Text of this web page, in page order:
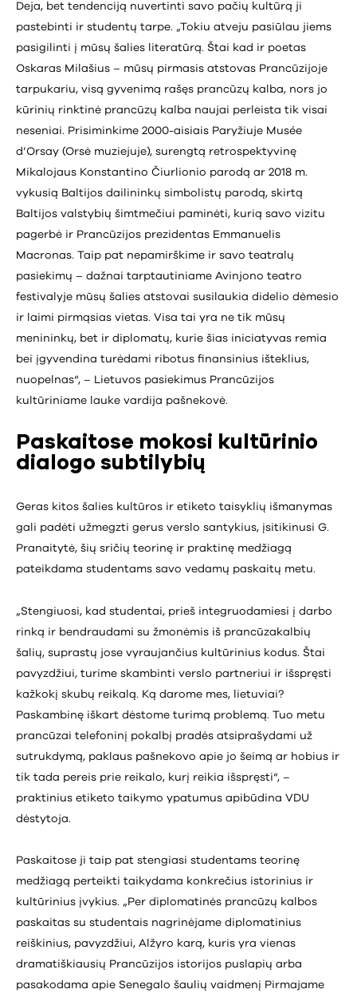
Deja, bet tendenciją nuvertinti savo pačių kultūrą ji
pastebinti ir studentų tarpe. „Tokiu atveju pasiūlau jiems
pasigilinti į mūsų šalies literatūrą. Štai kad ir poetas
Oskaras Milašius – mūsų pirmasis atstovas Prancūzijoje
tarpukariu, visą gyvenimą rašęs prancūzų kalba, nors jo
kūrinių rinktinė prancūzų kalba naujai perleista tik visai
neseniai. Prisiminkime 2000-aisiais Paryžiuje Musée
d’Orsay (Orsė muziejuje), surengtą retrospektyvinę
Mikalojaus Konstantino Čiurlionio parodą ar 2018 m.
vykusią Baltijos dailininkų simbolistų parodą, skirtą
Baltijos valstybių šimtmečiui paminėti, kurią savo vizitu
pagerbė ir Prancūzijos prezidentas Emmanuelis
Macronas. Taip pat nepamirškime ir savo teatralų
pasiekimų – dažnai tarptautiniame Avinjono teatro
festivalyje mūsų šalies atstovai susilaukia didelio dėmesio
ir laimi pirmąsias vietas. Visa tai yra ne tik mūsų
menininkų, bet ir diplomatų, kurie šias iniciatyvas remia
bei įgyvendina turėdami ribotus finansinius išteklius,
nuopelnas“, – Lietuvos pasiekimus Prancūzijos
kultūriniame lauke vardija pašnekovė.
Paskaitose mokosi kultūrinio
dialogo subtilybių
Geras kitos šalies kultūros ir etiketo taisyklių išmanymas
gali padėti užmegzti gerus verslo santykius, įsitikinusi G.
Pranaitytė, šių sričių teorinę ir praktinę medžiagą
pateikdama studentams savo vedamų paskaitų metu.
„Stengiuosi, kad studentai, prieš integruodamiesi į darbo
rinką ir bendraudami su žmonėmis iš prancūzakalbių
šalių, suprastų jose vyraujančius kultūrinius kodus. Štai
pavyzdžiui, turime skambinti verslo partneriui ir išspręsti
kažkokį skubų reikalą. Ką darome mes, lietuviai?
Paskambinę iškart dėstome turimą problemą. Tuo metu
prancūzai telefoninį pokalbį pradės atsiprašydami už
sutrukdymą, paklaus pašnekovo apie jo šeimą ar hobius ir
tik tada pereis prie reikalo, kurį reikia išspręsti“, –
praktinius etiketo taikymo ypatumus apibūdina VDU
dėstytoja.
Paskaitose ji taip pat stengiasi studentams teorinę
medžiagą perteikti taikydama konkrečius istorinius ir
kultūrinius įvykius. „Per diplomatinės prancūzų kalbos
paskaitas su studentais nagrinėjame diplomatinius
reiškinius, pavyzdžiui, Alžyro karą, kuris yra vienas
dramatiškiausių Prancūzijos istorijos puslapių arba
pasakodama apie Senegalo šaulių vaidmenį Pirmajame